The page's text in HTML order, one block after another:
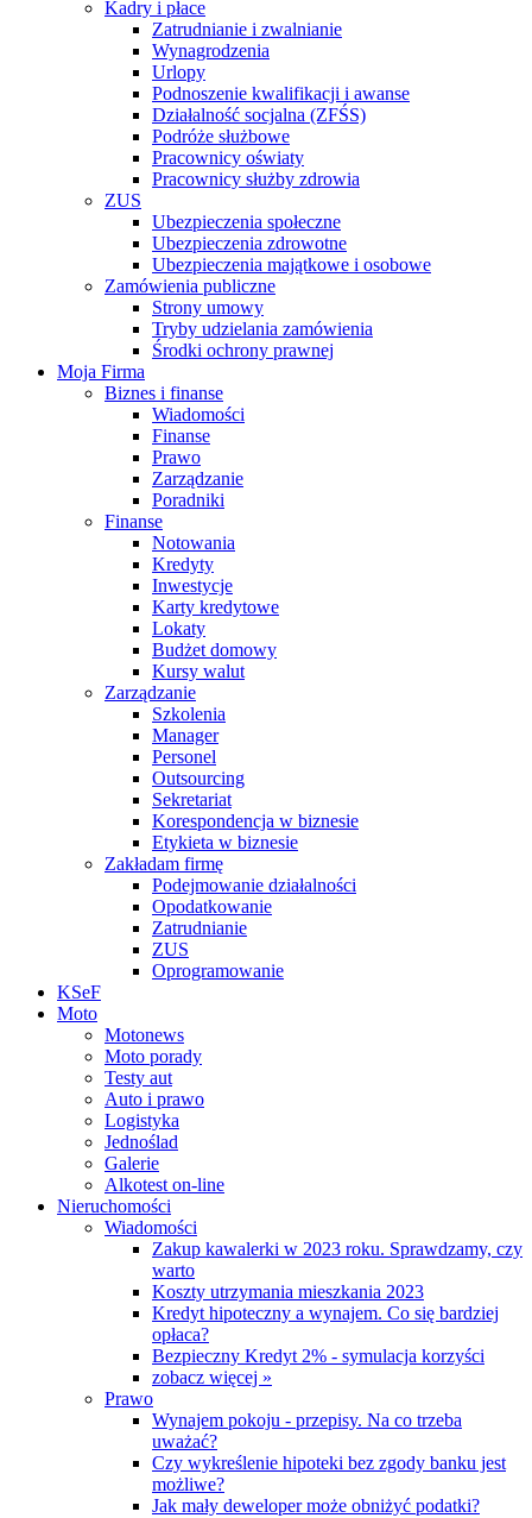
Kadry i płace
Zatrudnianie i zwalnianie
Wynagrodzenia
Urlopy
Podnoszenie kwalifikacji i awanse
Działalność socjalna (ZFŚS)
Podróże służbowe
Pracownicy oświaty
Pracownicy służby zdrowia
ZUS
Ubezpieczenia społeczne
Ubezpieczenia zdrowotne
Ubezpieczenia majątkowe i osobowe
Zamówienia publiczne
Strony umowy
Tryby udzielania zamówienia
Środki ochrony prawnej
Moja Firma
Biznes i finanse
Wiadomości
Finanse
Prawo
Zarządzanie
Poradniki
Finanse
Notowania
Kredyty
Inwestycje
Karty kredytowe
Lokaty
Budżet domowy
Kursy walut
Zarządzanie
Szkolenia
Manager
Personel
Outsourcing
Sekretariat
Korespondencja w biznesie
Etykieta w biznesie
Zakładam firmę
Podejmowanie działalności
Opodatkowanie
Zatrudnianie
ZUS
Oprogramowanie
KSeF
Moto
Motonews
Moto porady
Testy aut
Auto i prawo
Logistyka
Jednoślad
Galerie
Alkotest on-line
Nieruchomości
Wiadomości
Zakup kawalerki w 2023 roku. Sprawdzamy, czy
warto
Koszty utrzymania mieszkania 2023
Kredyt hipoteczny a wynajem. Co się bardziej
opłaca?
Bezpieczny Kredyt 2% - symulacja korzyści
zobacz więcej »
Prawo
Wynajem pokoju - przepisy. Na co trzeba
uważać?
Czy wykreślenie hipoteki bez zgody banku jest
możliwe?
Jak mały deweloper może obniżyć podatki?